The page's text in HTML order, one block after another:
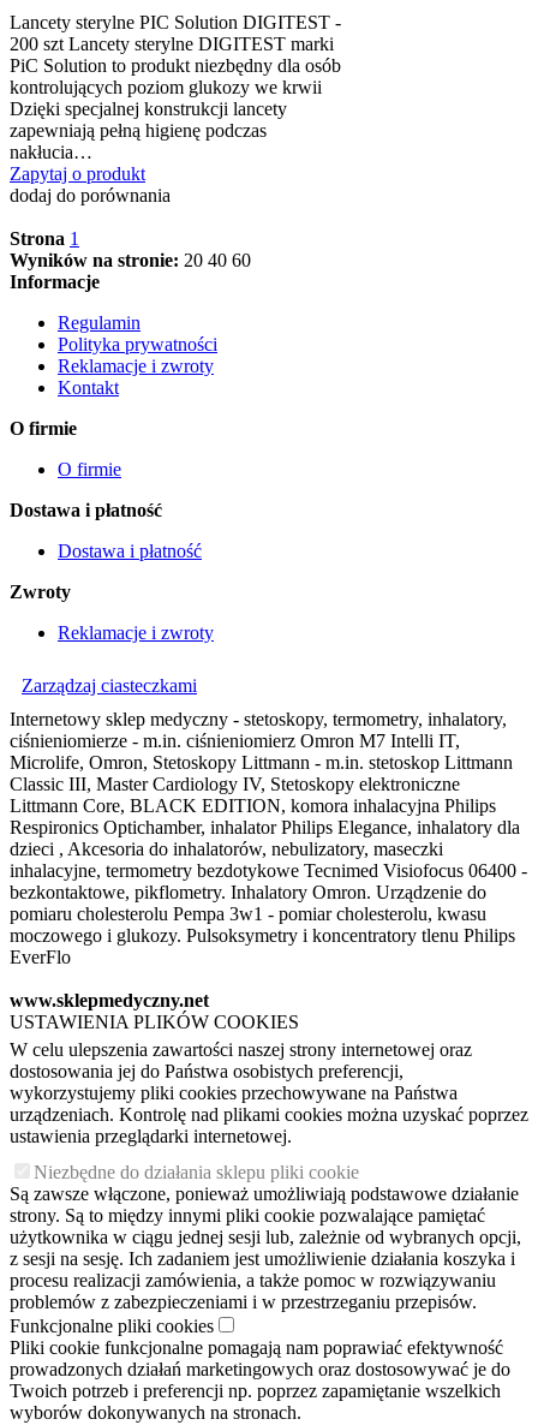
Lancety sterylne PIC Solution DIGITEST -
200 szt Lancety sterylne DIGITEST marki
PiC Solution to produkt niezbędny dla osób
kontrolujących poziom glukozy we krwii
Dzięki specjalnej konstrukcji lancety
zapewniają pełną higienę podczas
nakłucia…
Zapytaj o produkt
dodaj do porównania
Strona 1
Wyników na stronie: 20 40 60
Informacje
Regulamin
Polityka prywatności
Reklamacje i zwroty
Kontakt
O firmie
O firmie
Dostawa i płatność
Dostawa i płatność
Zwroty
Reklamacje i zwroty
Zarządzaj ciasteczkami
Internetowy sklep medyczny - stetoskopy, termometry, inhalatory,
ciśnieniomierze - m.in. ciśnieniomierz Omron M7 Intelli IT,
Microlife, Omron, Stetoskopy Littmann - m.in. stetoskop Littmann
Classic III, Master Cardiology IV, Stetoskopy elektroniczne
Littmann Core, BLACK EDITION, komora inhalacyjna Philips
Respironics Optichamber, inhalator Philips Elegance, inhalatory dla
dzieci , Akcesoria do inhalatorów, nebulizatory, maseczki
inhalacyjne, termometry bezdotykowe Tecnimed Visiofocus 06400 -
bezkontaktowe, pikflometry. Inhalatory Omron. Urządzenie do
pomiaru cholesterolu Pempa 3w1 - pomiar cholesterolu, kwasu
moczowego i glukozy. Pulsoksymetry i koncentratory tlenu Philips
EverFlo
www.sklepmedyczny.net
USTAWIENIA PLIKÓW COOKIES
W celu ulepszenia zawartości naszej strony internetowej oraz
dostosowania jej do Państwa osobistych preferencji,
wykorzystujemy pliki cookies przechowywane na Państwa
urządzeniach. Kontrolę nad plikami cookies można uzyskać poprzez
ustawienia przeglądarki internetowej.
Niezbędne do działania sklepu pliki cookie
Są zawsze włączone, ponieważ umożliwiają podstawowe działanie
strony. Są to między innymi pliki cookie pozwalające pamiętać
użytkownika w ciągu jednej sesji lub, zależnie od wybranych opcji,
z sesji na sesję. Ich zadaniem jest umożliwienie działania koszyka i
procesu realizacji zamówienia, a także pomoc w rozwiązywaniu
problemów z zabezpieczeniami i w przestrzeganiu przepisów.
Funkcjonalne pliki cookies
Pliki cookie funkcjonalne pomagają nam poprawiać efektywność
prowadzonych działań marketingowych oraz dostosowywać je do
Twoich potrzeb i preferencji np. poprzez zapamiętanie wszelkich
wyborów dokonywanych na stronach.